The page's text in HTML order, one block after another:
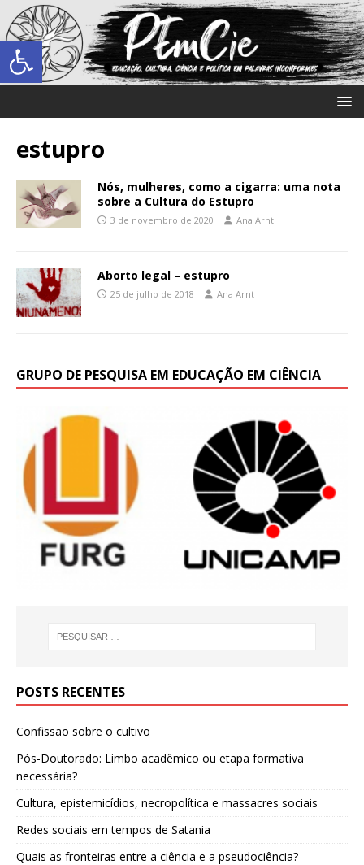
Abrir a barra de ferramentas
estupro
Nós, mulheres, como a cigarra: uma nota
sobre a Cultura do Estupro
3 de novembro de 2020 Ana Arnt
Aborto legal – estupro
25 de julho de 2018 Ana Arnt
GRUPO DE PESQUISA EM EDUCAÇÃO EM CIÊNCIA
POSTS RECENTES
Confissão sobre o cultivo
Pós-Doutorado: Limbo acadêmico ou etapa formativa
necessária?
Cultura, epistemicídios, necropolítica e massacres sociais
Redes sociais em tempos de Satania
Quais as fronteiras entre a ciência e a pseudociência?